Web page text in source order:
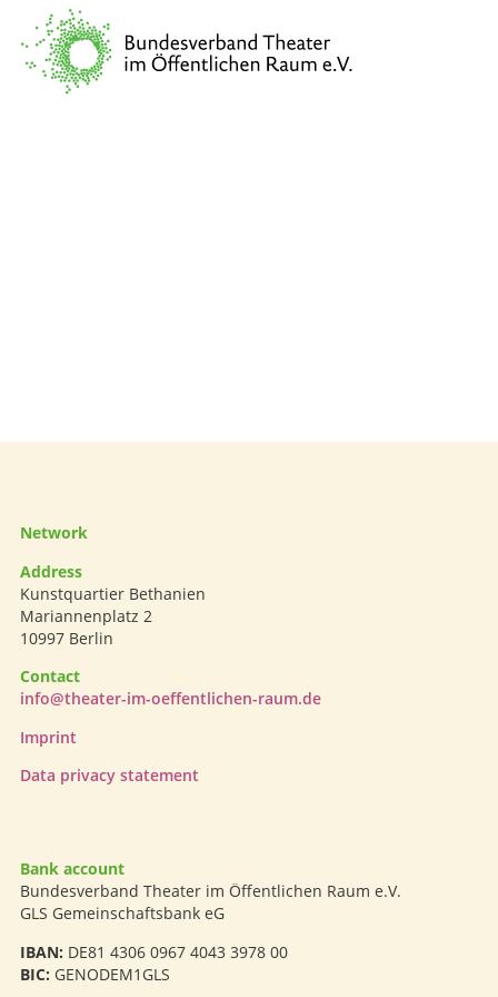
Association
Public Spaces
Network
Address
Kunstquartier Bethanien
Mariannenplatz 2
10997 Berlin
Contact
info@theater-im-oeffentlichen-raum.de
Imprint
Data privacy statement
Bank account
Bundesverband Theater im Öffentlichen Raum e.V.
GLS Gemeinschaftsbank eG
IBAN: DE81 4306 0967 4043 3978 00
BIC: GENODEM1GLS